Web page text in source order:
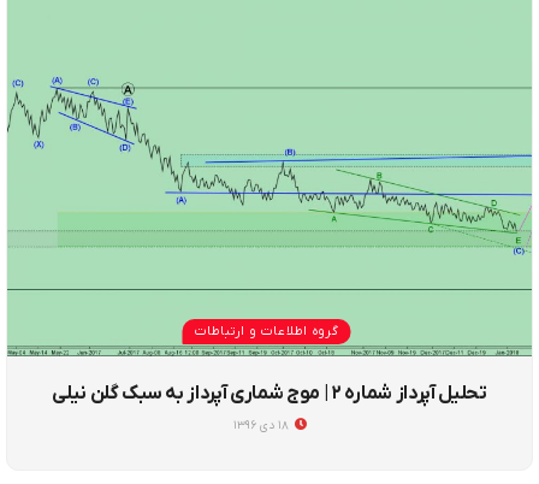
گروه اطلاعات و ارتباطات
تحلیل آپرداز شماره ۲ | موج شماری آپرداز به سبک گلن نیلی